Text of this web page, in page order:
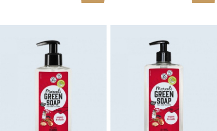
Ajouter au panier